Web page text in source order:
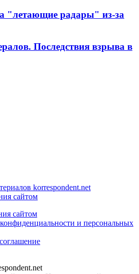
"летающие радары" из-за
Последствия взрыва в
korrespondent.net
сайтом
сайтом
и персональных